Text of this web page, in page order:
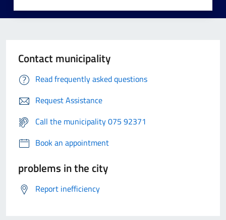
Contact municipality
Read frequently asked questions
Request Assistance
Call the municipality 075 92371
Book an appointment
problems in the city
Report inefficiency